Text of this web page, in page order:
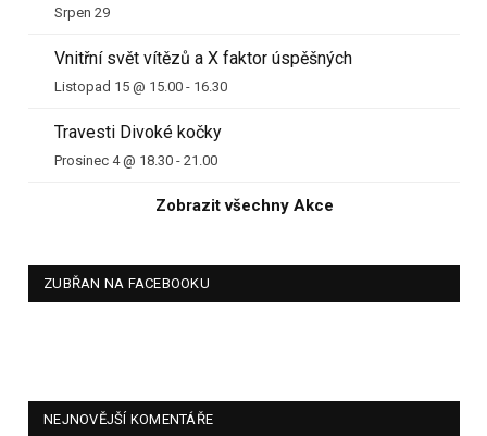
Srpen 29
Vnitřní svět vítězů a X faktor úspěšných
Listopad 15 @ 15.00 - 16.30
Travesti Divoké kočky
Prosinec 4 @ 18.30 - 21.00
Zobrazit všechny Akce
ZUBŘAN NA FACEBOOKU
NEJNOVĚJŠÍ KOMENTÁŘE